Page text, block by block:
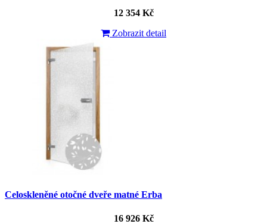
12 354 Kč
Zobrazit detail
Celoskleněné otočné dveře matné Erba
16 926 Kč